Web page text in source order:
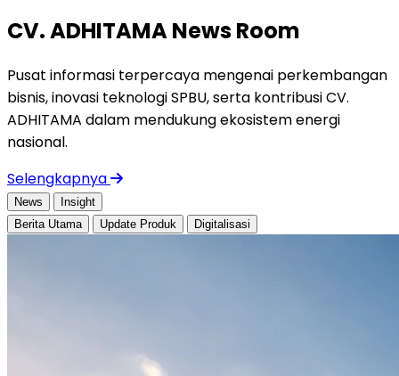
CV. ADHITAMA News Room
Pusat informasi terpercaya mengenai perkembangan
bisnis, inovasi teknologi SPBU, serta kontribusi CV.
ADHITAMA dalam mendukung ekosistem energi
nasional.
Selengkapnya
News
Insight
Berita Utama
Update Produk Digitalisasi